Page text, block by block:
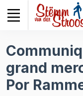
noter
site
Web
comprend
un
grand
Por